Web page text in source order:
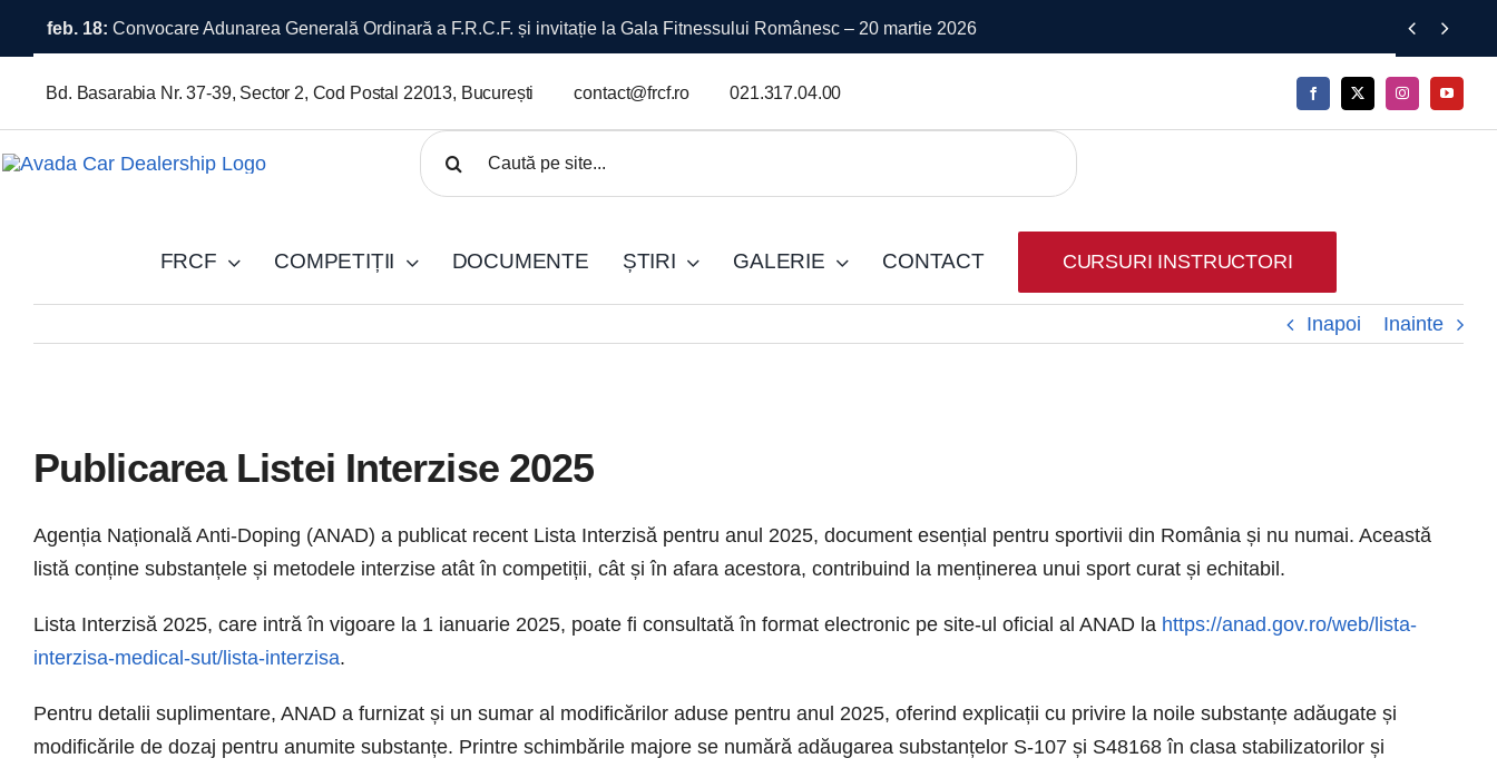
content
feb. 16: Premii în bani pentru câștigătorii OVERALL – Campionatul Național  
Bd. Basarabia Nr. 37-39, Sector 2, Cod Postal 22013, București contact@frcf.ro 021.317.04.00
Cautare...
FRCF COMPETIȚII DOCUMENTE ȘTIRI GALERIE CONTACT CURSURI INSTRUCTORI
Inapoi Inainte
Larger
Publicarea Listei Interzise 2025
Agenția Națională Anti-Doping (ANAD) a publicat recent Lista Interzisă pentru anul 2025, document esențial pentru sportivii din România și nu numai. Această
listă conține substanțele și metodele interzise atât în competiții, cât și în afara acestora, contribuind la menținerea unui sport curat și echitabil.
Lista Interzisă 2025, care intră în vigoare la 1 ianuarie 2025, poate fi consultată în format electronic pe site-ul oficial al ANAD la https://anad.gov.ro/web/lista-
interzisa-medical-sut/lista-interzisa.
Pentru detalii suplimentare, ANAD a furnizat și un sumar al modificărilor aduse pentru anul 2025, oferind explicații cu privire la noile substanțe adăugate și
modificările de dozaj pentru anumite substanțe. Printre schimbările majore se numără adăugarea substanțelor S-107 și S48168 în clasa stabilizatorilor și